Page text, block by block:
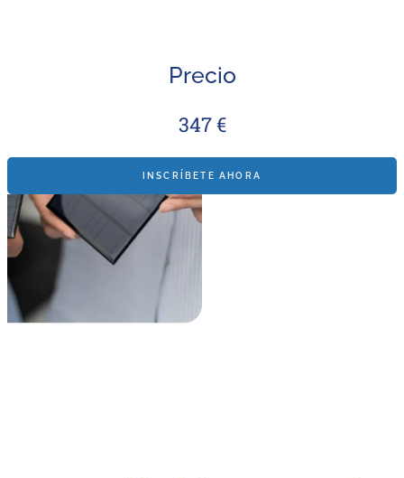
Precio
347 €
INSCRÍBETE AHORA